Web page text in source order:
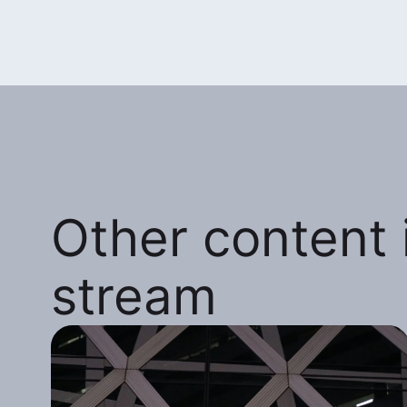
Other content
stream